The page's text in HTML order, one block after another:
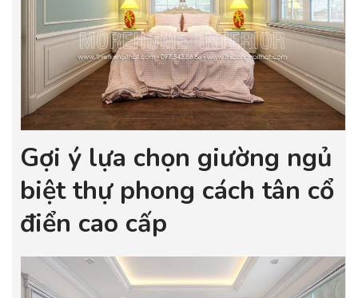
Gợi ý lựa chọn giường ngủ
biệt thự phong cách tân cổ
điển cao cấp